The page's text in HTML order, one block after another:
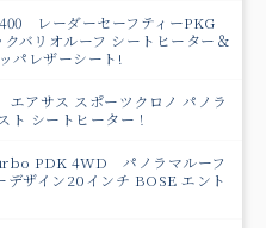
レーダーセーフティーPKG
バリオルーフ シートヒーター＆
パレザーシート!
アサス スポーツクロノ パノラ
ト シートヒーター！
PDK 4WD パノラマルーフ
デザイン20インチ BOSE エント